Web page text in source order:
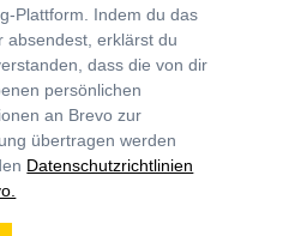
Plattform. Indem du das
absendest, erklärst du
dass die von dir
persönlichen
an Brevo zur
übertragen werden
Datenschutzrichtlinien